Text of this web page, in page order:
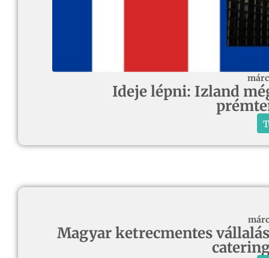
Ideje lépni: Izland
Magyar ketrecmentes